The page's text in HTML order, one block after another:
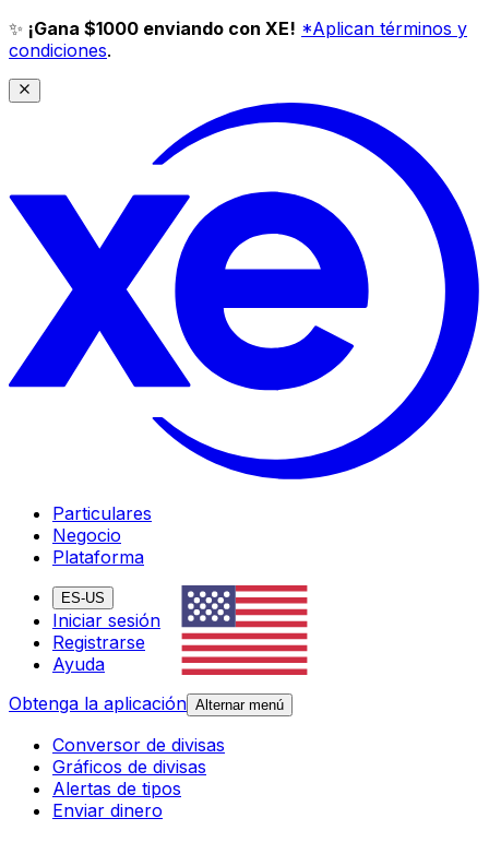
✨ ¡Gana $1000 enviando con XE! *Aplican términos y
condiciones.
Particulares
Negocio
Plataforma
ES-US
Iniciar sesión
Registrarse
Ayuda
Obtenga la aplicación Alternar menú
Conversor de divisas
Gráficos de divisas
Alertas de tipos
Enviar dinero